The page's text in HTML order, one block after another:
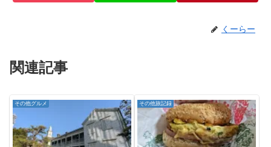
くーらー
関連記事
その他グルメ その他旅記録